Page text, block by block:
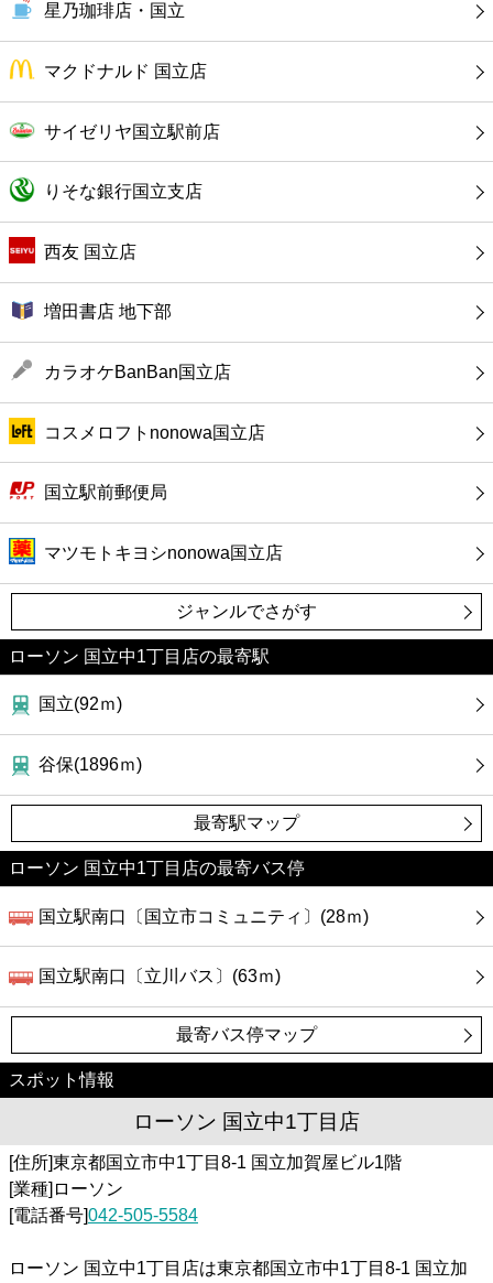
銀行
公共
病院
ホテル
星乃珈琲店・国立
マクドナルド 国立店
サイゼリヤ国立駅前店
りそな銀行国立支店
西友 国立店
増田書店 地下部
カラオケBanBan国立店
コスメロフトnonowa国立店
国立駅前郵便局
マツモトキヨシnonowa国立店
ジャンルでさがす
ローソン 国立中1丁目店の最寄駅
国立(92ｍ)
谷保(1896ｍ)
最寄駅マップ
ローソン 国立中1丁目店の最寄バス停
国立駅南口〔国立市コミュニティ〕(28ｍ)
国立駅南口〔立川バス〕(63ｍ)
最寄バス停マップ
スポット情報
ローソン 国立中1丁目店
[住所]東京都国立市中1丁目8-1 国立加賀屋ビル1階
[業種]ローソン
[電話番号]042-505-5584
ローソン 国立中1丁目店は東京都国立市中1丁目8-1 国立加